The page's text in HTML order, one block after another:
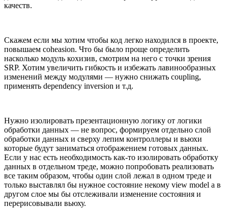
качеств.
Скажем если мы хотим чтобы код легко находился в проекте,
повышаем coheasion. Что бы было проще определить
насколько модуль кохизив, смотрим на него с точки зрения
SRP. Хотим увеличить гибкость и избежать лавинообразных
изменений между модулями — нужно снижать coupling,
применять dependency inversion и т.д.
Нужно изолировать презентационную логику от логики
обработки данных — не вопрос, формируем отдельно слой
обработки данных и сверху лепим контроллеры и вьюхи
которые будут заниматься отображением готовых данных.
Если у нас есть необходимость как-то изолировать обработку
данных в отдельном треде, можно попробовать реализовать
все таким образом, чтобы один слой лежал в одном треде и
только выставлял бы нужное состояние некому view model а в
другом слое мы бы отслеживали изменение состояния и
перерисовывали вьюху.